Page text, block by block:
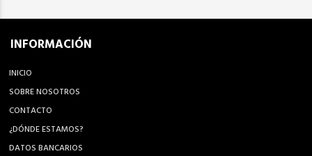
INFORMACIÓN
INICIO
SOBRE NOSOTROS
CONTACTO
¿DÓNDE ESTAMOS?
DATOS BANCARIOS